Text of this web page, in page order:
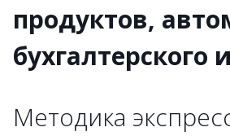
продуктов,
бухгалтерского
Методика